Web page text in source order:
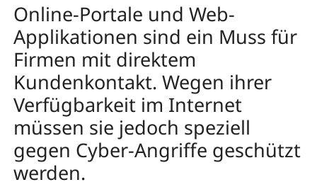
Online-Portale und Web-
Applikationen sind ein Muss für
Firmen mit direktem
Kundenkontakt. Wegen ihrer
Verfügbarkeit im Internet
müssen sie jedoch speziell
gegen Cyber-Angriffe geschützt
werden.